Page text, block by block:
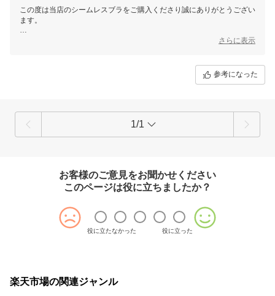
この度は当店のシームレスブラをご購入くださり誠にありがとうござい
ます。
せっかくご購入いただきましたのに、お客様のご期待に添えず誠に申し
お客様からいただきましたご感想は、商品開発部に共有させていただき
さらに表示
参考になった
1/1
お客様のご意見をお聞かせください
このページは役に立ちましたか？
役に立たなかった 役に立った
楽天市場の関連ジャンル